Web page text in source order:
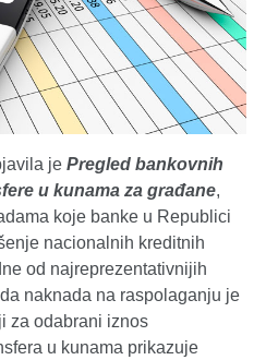
je Pregled bankovnih
u kunama za građane,
koje banke u Republici
nacionalnih kreditnih
od najreprezentativnijih
naknada na raspolaganju je
za odabrani iznos
u kunama prikazuje